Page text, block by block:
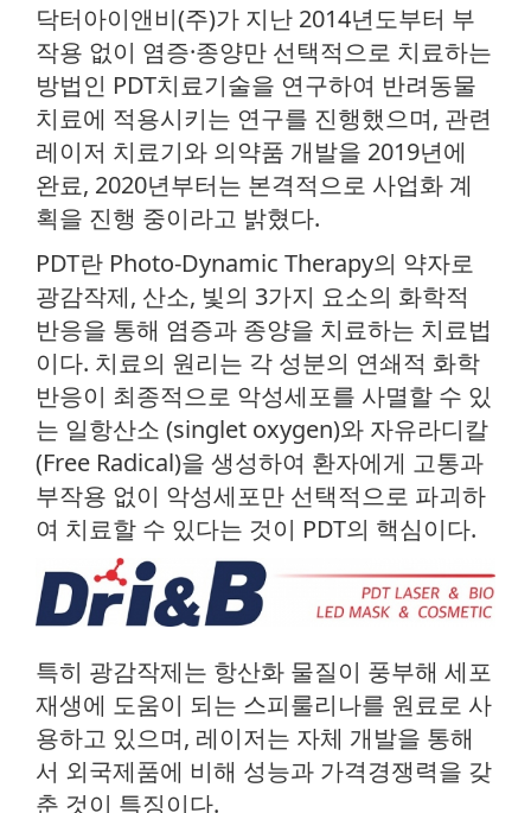
닥터아이앤비(주)가 지난 2014년도부터 부
작용 없이 염증·종양만 선택적으로 치료하는
방법인 PDT치료기술을 연구하여 반려동물
치료에 적용시키는 연구를 진행했으며, 관련
레이저 치료기와 의약품 개발을 2019년에
완료, 2020년부터는 본격적으로 사업화 계
획을 진행 중이라고 밝혔다.
PDT란 Photo-Dynamic Therapy의 약자로
광감작제, 산소, 빛의 3가지 요소의 화학적
반응을 통해 염증과 종양을 치료하는 치료법
이다. 치료의 원리는 각 성분의 연쇄적 화학
반응이 최종적으로 악성세포를 사멸할 수 있
는 일항산소 (singlet oxygen)와 자유라디칼
(Free Radical)을 생성하여 환자에게 고통과
부작용 없이 악성세포만 선택적으로 파괴하
여 치료할 수 있다는 것이 PDT의 핵심이다.
특히 광감작제는 항산화 물질이 풍부해 세포
재생에 도움이 되는 스피룰리나를 원료로 사
용하고 있으며, 레이저는 자체 개발을 통해
서 외국제품에 비해 성능과 가격경쟁력을 갖
춘 것이 특징이다.